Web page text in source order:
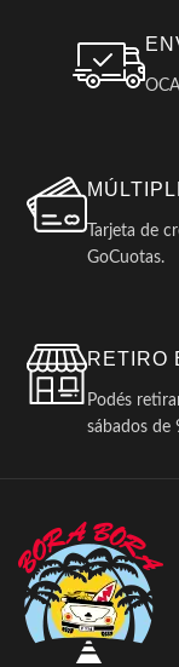
Tarjeta de
GoCuotas.
RETIRO
Podés
sábados de